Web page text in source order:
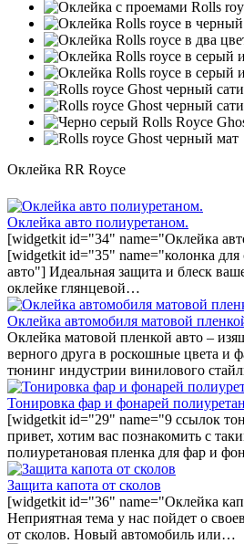
Оклейка RR Royce
Оклейка авто полиуретаном.
[widgetkit id="34" name="Оклейка
[widgetkit id="35" name="колонка
авто"] Идеальная защита и блеск
оклейке глянцевой…
Оклейка автомобиля матовой
Оклейка матовой пленкой авто –
верного друга в роскошные цвета и
тюнинг индустрии винилового
Тонировка фар и фонарей
[widgetkit id="29" name="9 ссылок
привет, хотим вас познакомить с
полиуретановая пленка для фар и
Защита капота от сколов
[widgetkit id="36" name="Оклейка
Неприятная тема у нас пойдет о
от сколов. Новый автомобиль или…